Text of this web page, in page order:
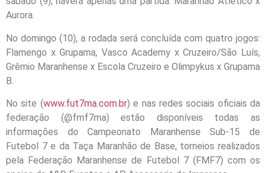
Aurora.
No domingo (10), a rodada será concluída com quatro jogos:
Flamengo x Grupama, Vasco Academy x Cruzeiro/São Luís,
Grêmio Maranhense x Escola Cruzeiro e Olimpykus x Grupama
B.
No site (www.fut7ma.com.br) e nas redes sociais oficiais da
federação (@fmf7ma) estão disponíveis todas as
informações do Campeonato Maranhense Sub-15 de
Futebol 7 e da Taça Maranhão de Base, torneios realizados
pela Federação Maranhense de Futebol 7 (FMF7) com os